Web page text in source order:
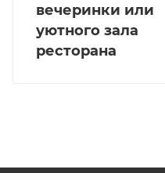
вечеринки или
уютного зала
ресторана